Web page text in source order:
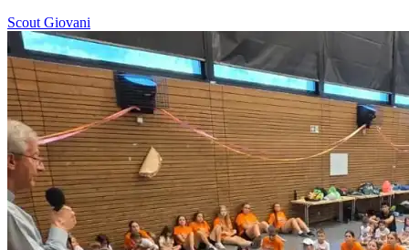
Scout Giovani